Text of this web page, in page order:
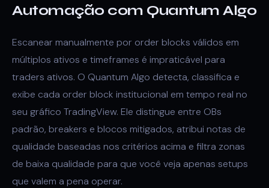
Automação com Quantum Algo
Escanear manualmente por order blocks válidos em
múltiplos ativos e timeframes é impraticável para
traders ativos. O Quantum Algo detecta, classifica e
exibe cada order block institucional em tempo real no
seu gráfico TradingView. Ele distingue entre OBs
padrão, breakers e blocos mitigados, atribui notas de
qualidade baseadas nos critérios acima e filtra zonas
de baixa qualidade para que você veja apenas setups
que valem a pena operar.